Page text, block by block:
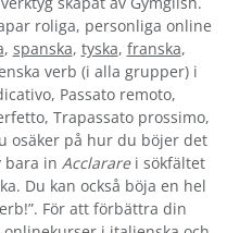
roliga, personliga online
, spanska, tyska, franska,
verb (i alla grupper) i
Passato remoto,
Trapassato prossimo,
osäker på hur du böjer det
bara in Acclararei sökfältet
Du kan också böja en hel
För att förbättra din